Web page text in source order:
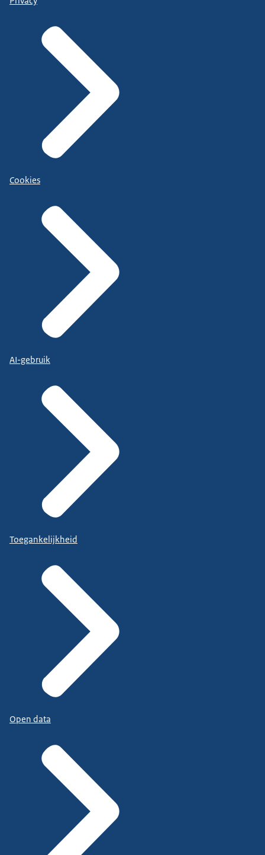
Cookies
AI-gebruik
Toegankelijkheid
Open data